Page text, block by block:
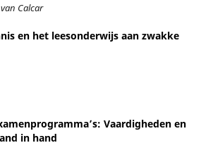
Calcar
en het leesonderwijs aan zwakke
Vaardigheden en
in hand